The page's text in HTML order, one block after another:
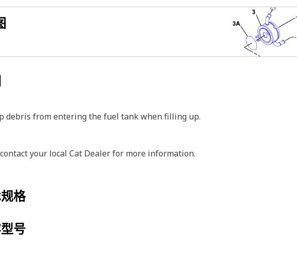
debris from entering the fuel tank when filling up.
your local Cat Dealer for more information.
格
号